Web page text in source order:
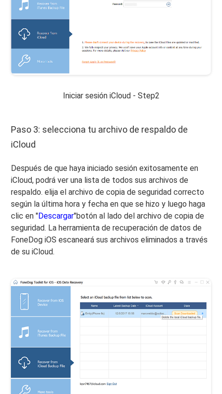
Iniciar sesión iCloud - Step2
Paso 3: selecciona tu archivo de respaldo de
iCloud
Después de que haya iniciado sesión exitosamente en
iCloud, podrá ver una lista de todos sus archivos de
respaldo. elija el archivo de copia de seguridad correcto
según la última hora y fecha en que se hizo y luego haga
clic en "Descargar"botón al lado del archivo de copia de
seguridad. La herramienta de recuperación de datos de
FoneDog iOS escaneará sus archivos eliminados a través
de su iCloud.